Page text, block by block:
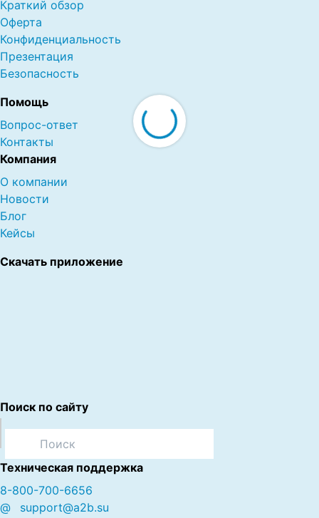
Краткий обзор
Оферта
Конфиденциальность
Презентация
Безопасность
Помощь
Вопрос-ответ
Контакты
Компания
О компании
Новости
Блог
Кейсы
Скачать приложение
Поиск по сайту
Техническая поддержка
8-800-700-6656
@
support@a2b.su